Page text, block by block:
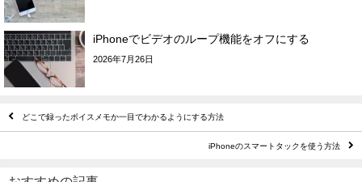
iPhoneでビデオのループ機能をオフにする
2026年7月26日
どこで録ったボイスメモか一目でわかるようにする方法
iPhoneのスマートタックを使う方法